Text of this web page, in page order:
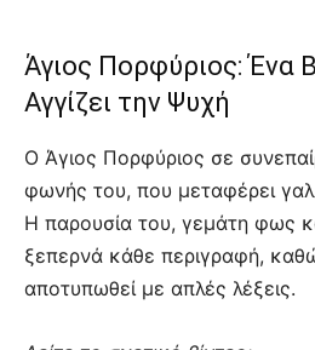
Άγιος Πορφύριος: Ένα
Αγγίζει την Ψυχή
Ο Άγιος Πορφύριος σε
φωνής του, που μεταφέρει
Η παρουσία του, γεμάτη φως
ξεπερνά κάθε περιγραφή,
αποτυπωθεί με απλές λέξεις.